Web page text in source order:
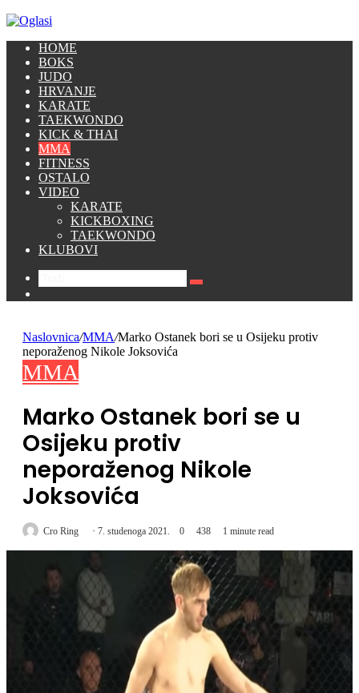
HOME
BOKS
JUDO
HRVANJE
KARATE
TAEKWONDO
KICK & THAI
MMA
FITNESS
OSTALO
VIDEO
KARATE
KICKBOXING
TAEKWONDO
KLUBOVI
Traži
Naslovnica/MMA/Marko Ostanek bori se u Osijeku protiv
neporaženog Nikole Joksovića
MMA
Marko Ostanek bori se u
Osijeku protiv
neporaženog Nikole
Joksovića
Cro Ring 7. studenoga 2021. 0 438 1 minute read